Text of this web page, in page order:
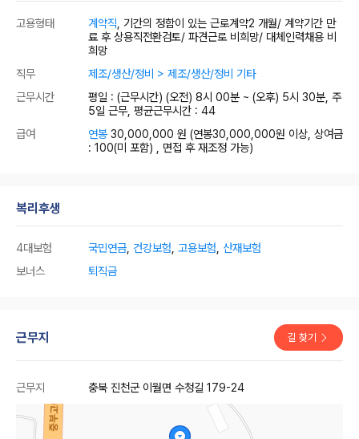
고용형태 계약직 , 기간의 정함이 있는 근로계약2 개월/ 계약기간 만
료 후 상용직전환검토/ 파견근로 비희망/ 대체인력채용 비
희망
직무
제조/생산/정비 > 제조/생산/정비 기타
근무시간
평일 : (근무시간) (오전) 8시 00분 ~ (오후) 5시 30분, 주
5일 근무, 평균근무시간 : 44
급여
연봉 30,000,000 원 (연봉30,000,000원 이상, 상여금
: 100(미 포함) , 면접 후 재조정 가능)
복리후생
4대보험 국민연금 건강보험 고용보험 산재보험
보너스
퇴직금
근무지 길 찾기
근무지 충북 진천군 이월면 수청길 179-24